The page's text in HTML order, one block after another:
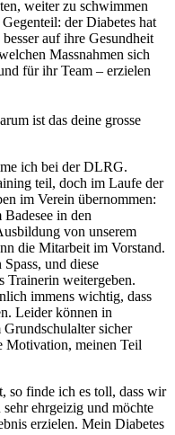
weiter zu schwimmen
der Diabetes hat
auf ihre Gesundheit
Massnahmen sich
für ihr Team – erzielen
ist das deine grosse
ich bei der DLRG.
teil, doch im Laufe der
im Verein übernommen:
in den
von unserem
die Mitarbeit im Vorstand.
und diese
Trainerin weitergeben.
immens wichtig, dass
Leider können in
sicher
Motivation, meinen Teil
so finde ich es toll, dass wir
ehrgeizig und möchte
erzielen. Mein Diabetes